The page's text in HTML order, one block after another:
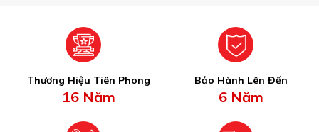
Thương Hiệu Tiên Phong
16 Năm
Bảo Hành Lên Đến
6 Năm